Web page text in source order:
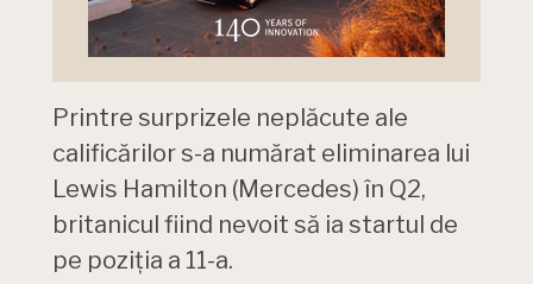
Printre surprizele neplăcute ale
calificărilor s-a numărat eliminarea lui
Lewis Hamilton (Mercedes) în Q2,
britanicul fiind nevoit să ia startul de
pe poziția a 11-a.